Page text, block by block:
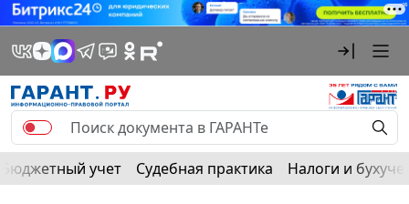
Бюджетный учет Судебная практика Налоги и